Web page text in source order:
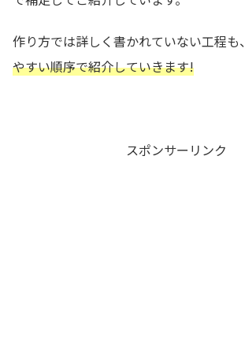
作り方では詳しく書かれていない工程も、
やすい順序で紹介していきます!
スポンサーリンク